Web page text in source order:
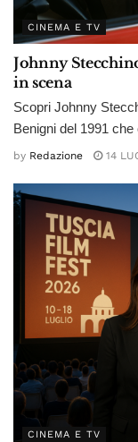
CINEMA E TV
Johnny
in scena
Scopri Johnny
Benigni del 1991
by Redazione 14
CINEMA E TV